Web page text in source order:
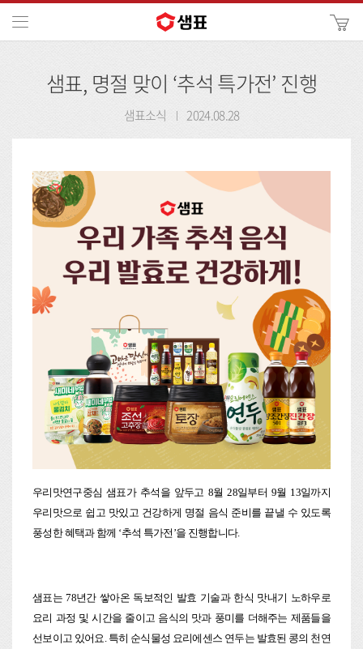
색
샘표, 명절 맞이 ‘추석 특가전’ 진행
샘표소식 2024.08.28
우리맛연구중심 샘표가 추석을 앞두고 8월 28일부터 9월 13일까지
우리맛으로 쉽고 맛있고 건강하게 명절 음식 준비를 끝낼 수 있도록
풍성한 혜택과 함께 ‘추석 특가전’을 진행합니다.
샘표는 78년간 쌓아온 독보적인 발효 기술과 한식 맛내기 노하우로
요리 과정 및 시간을 줄이고 음식의 맛과 풍미를 더해주는 제품들을
선보이고 있어요. 특히 순식물성 요리에센스 연두는 발효된 콩의 천연